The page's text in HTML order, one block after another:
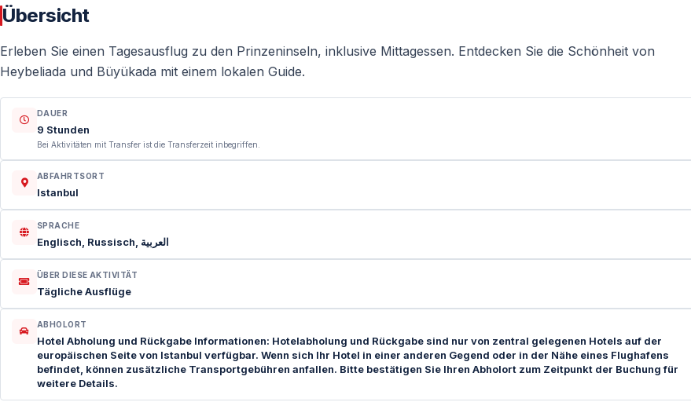
Übersicht
Erleben Sie einen Tagesausflug zu den Prinzeninseln, inklusive Mittagessen. Entdecken Sie die Schönheit von
Heybeliada und Büyükada mit einem lokalen Guide.
DAUER
9 Stunden
Bei Aktivitäten mit Transfer ist die Transferzeit inbegriffen.
ABFAHRTSORT
Istanbul
SPRACHE
Englisch, Russisch, العربية
ÜBER DIESE AKTIVITÄT
Tägliche Ausflüge
ABHOLORT
Hotel Abholung und Rückgabe Informationen: Hotelabholung und Rückgabe sind nur von zentral gelegenen Hotels auf der
europäischen Seite von Istanbul verfügbar. Wenn sich Ihr Hotel in einer anderen Gegend oder in der Nähe eines Flughafens
befindet, können zusätzliche Transportgebühren anfallen. Bitte bestätigen Sie Ihren Abholort zum Zeitpunkt der Buchung für
weitere Details.